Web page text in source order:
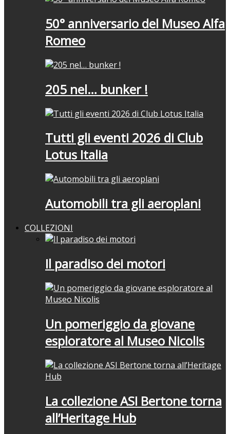
50° anniversario del Museo Alfa
Romeo
205 nel… bunker !
Tutti gli eventi 2026 di Club
Lotus Italia
Automobili tra gli aeroplani
COLLEZIONI
Il paradiso dei motori
Un pomeriggio da giovane
esploratore al Museo Nicolis
La collezione ASI Bertone torna
all’Heritage Hub